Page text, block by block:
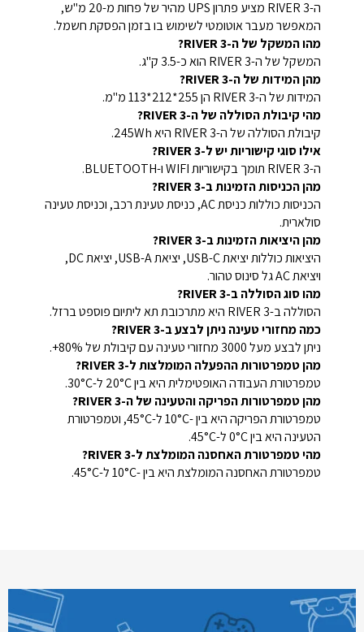
ה-RIVER 3 מציע פתרון UPS מהיר של פחות מ-20 מ"ש,
המאפשר מעבר אוטומטי לשימוש בו בזמן הפסקת חשמל.
מהו המשקל של ה-RIVER 3?
המשקל של ה-RIVER 3 הוא כ-3.5 ק"ג.
מהן המידות של ה-RIVER 3?
המידות של ה-RIVER 3 הן 255*212*113 מ"מ.
מהי קיבולת הסוללה של ה-RIVER 3?
קיבולת הסוללה של ה-RIVER 3 היא 245Wh.
אילו סוגי קישוריות יש ל-RIVER 3?
ה-RIVER 3 תומך בקישוריות WIFI ו-BLUETOOTH.
מהן הכניסות הזמינות ב-RIVER 3?
הכניסות כוללות כניסת AC, כניסת טעינת רכב, וכניסת טעינה
סולארית.
מהן היציאות הזמינות ב-RIVER 3?
היציאות כוללות יציאת USB-C, יציאת USB-A, יציאת DC,
ויציאת AC גל סינוס טהור.
מהו סוג הסוללה ב-RIVER 3?
הסוללה ב-RIVER 3 היא מתרכובת תא ליתיום פוספט ברזל.
כמה מחזורי טעינה ניתן לבצע ב-RIVER 3?
ניתן לבצע מעל 3000 מחזורי טעינה עם קיבולת של 80%+.
מהן טמפרטורות ההפעלה המומלצות ל-RIVER 3?
טמפרטורת העבודה האופטימלית היא בין 20°C ל-30°C.
מהן טמפרטורות הפריקה והטעינה של ה-RIVER 3?
טמפרטורת הפריקה היא בין -10°C ל-45°C, וטמפרטורת
הטעינה היא בין 0°C ל-45°C.
מהי טמפרטורת האחסנה המומלצת ל-RIVER 3?
טמפרטורת האחסנה המומלצת היא בין -10°C ל-45°C.